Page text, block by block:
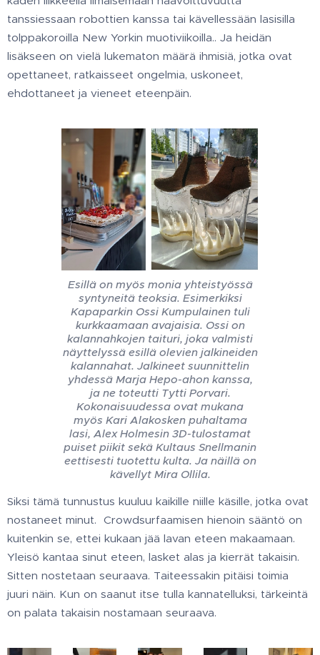
tanssiessaan robottien kanssa tai kävellessään lasisilla
tolppakoroilla New Yorkin muotiviikoilla.. Ja heidän
lisäkseen on vielä lukematon määrä ihmisiä, jotka ovat
opettaneet, ratkaisseet ongelmia, uskoneet,
ehdottaneet ja vieneet eteenpäin.
Esillä on myös monia yhteistyössä
syntyneitä teoksia. Esimerkiksi
Kapaparkin Ossi Kumpulainen tuli
kurkkaamaan avajaisia. Ossi on
kalannahkojen taituri, joka valmisti
näyttelyssä esillä olevien jalkineiden
kalannahat. Jalkineet suunnittelin
yhdessä Marja Hepo-ahon kanssa,
ja ne toteutti Tytti Porvari.
Kokonaisuudessa ovat mukana
myös Kari Alakosken puhaltama
lasi, Alex Holmesin 3D-tulostamat
puiset piikit sekä Kultaus Snellmanin
eettisesti tuotettu kulta. Ja näillä on
kävellyt Mira Ollila.
Siksi tämä tunnustus kuuluu kaikille niille käsille, jotka ovat
nostaneet minut. Crowdsurfaamisen hienoin sääntö on
kuitenkin se, ettei kukaan jää lavan eteen makaamaan.
Yleisö kantaa sinut eteen, lasket alas ja kierrät takaisin.
Sitten nostetaan seuraava. Taiteessakin pitäisi toimia
juuri näin. Kun on saanut itse tulla kannatelluksi, tärkeintä
on palata takaisin nostamaan seuraava.